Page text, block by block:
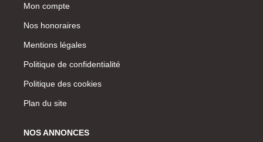
Mon compte
Nos honoraires
Mentions légales
Politique de confidentialité
Politique des cookies
Plan du site
NOS ANNONCES